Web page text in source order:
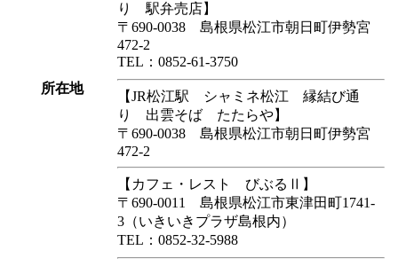
所在地
り 駅弁売店】
〒690-0038 島根県松江市朝日町伊勢宮
472-2
TEL：0852-61-3750
【JR松江駅 シャミネ松江 縁結び通
り 出雲そば たたらや】
〒690-0038 島根県松江市朝日町伊勢宮
472-2
【カフェ・レスト びぶるⅡ】
〒690-0011 島根県松江市東津田町1741-
3（いきいきプラザ島根内）
TEL：0852-32-5988